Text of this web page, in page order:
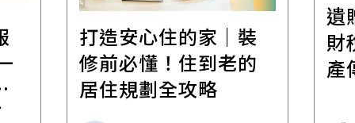
打造安心住的家｜裝
修前必懂！住到老的
居住規劃全攻略
遺
財
產